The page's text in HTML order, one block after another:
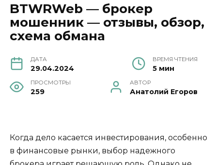
BTWRWeb — брокер
мошенник — отзывы, обзор,
схема обмана
ДАТА
29.04.2024
ВРЕМЯ ЧТЕНИЯ
5 мин
ПРОСМОТРЫ
259
АВТОР
Анатолий Егоров
Когда дело касается инвестирования, особенно
в финансовые рынки, выбор надежного